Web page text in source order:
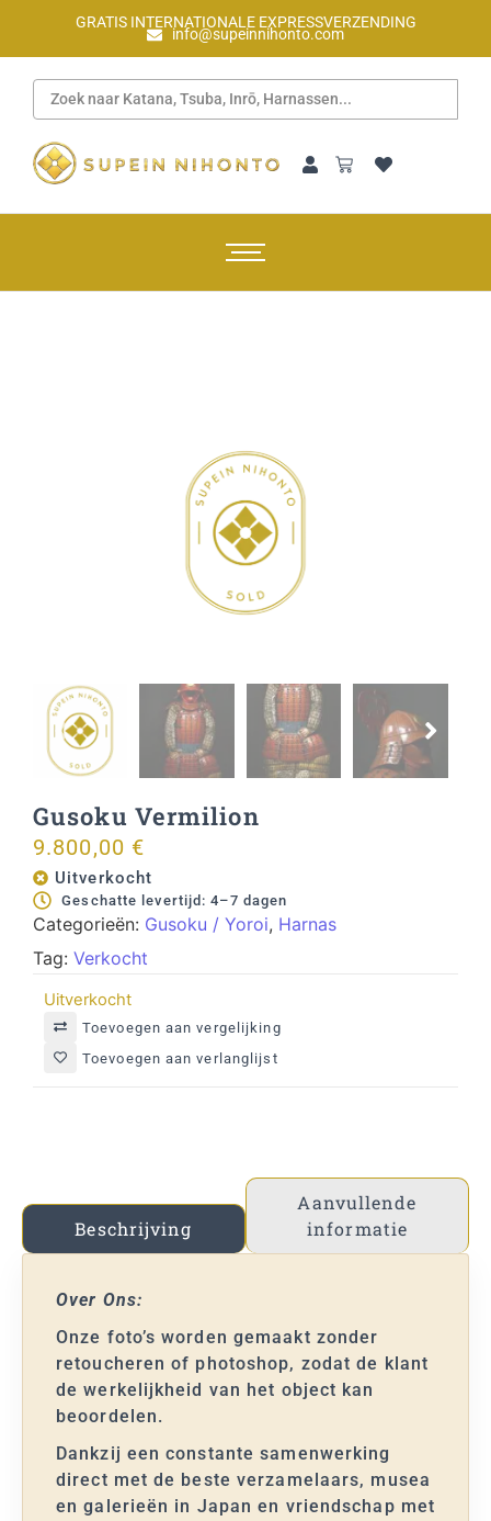
GRATIS INTERNATIONALE EXPRESSVERZENDING
info@supeinnihonto.com
Gusoku Vermilion
9.800,00 €
Uitverkocht
Geschatte levertijd: 4–7 dagen
Categorieën: Gusoku / Yoroi, Harnas
Tag: Verkocht
Uitverkocht
Toevoegen aan vergelijking
Toevoegen aan verlanglijst
Beschrijving
Aanvullende
informatie
Over Ons:
Onze foto’s worden gemaakt zonder
retoucheren of photoshop, zodat de klant
de werkelijkheid van het object kan
beoordelen.
Dankzij een constante samenwerking
direct met de beste verzamelaars, musea
en galerieën in Japan en vriendschap met